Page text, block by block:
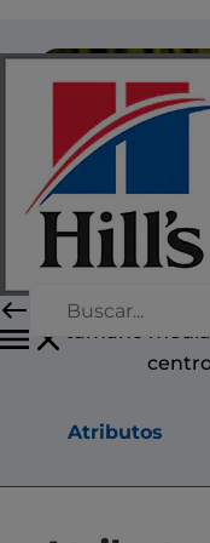
Los pastores
tamaño
Atributos